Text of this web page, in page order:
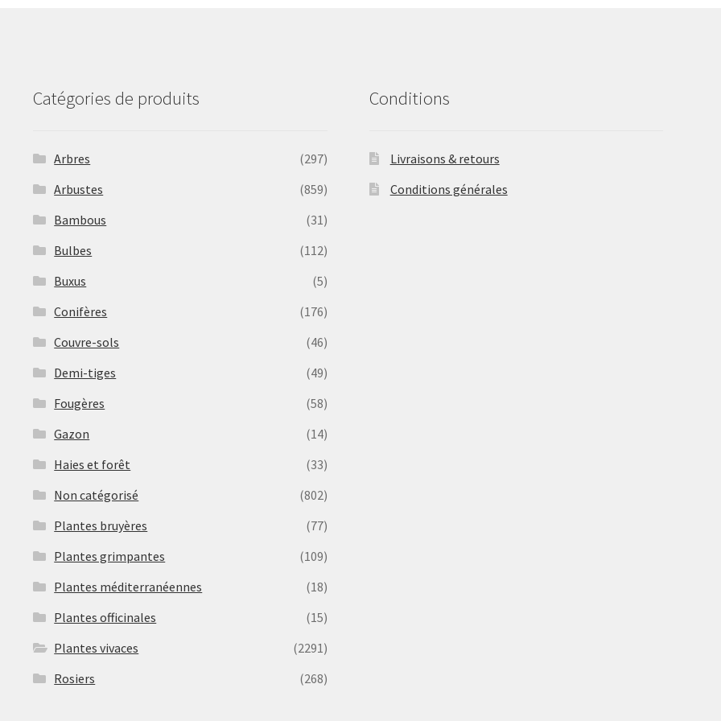
page
page
Catégories de produits
Arbres
(297)
Arbustes
(859)
Bambous
(31)
Bulbes
(112)
Buxus
(5)
Conifères
(176)
Couvre-sols
(46)
Demi-tiges
(49)
Fougères
(58)
Gazon
(14)
Haies et forêt
(33)
Non catégorisé
(802)
Plantes bruyères
(77)
Plantes grimpantes
(109)
Plantes méditerranéennes
(18)
Plantes officinales
(15)
Plantes vivaces
(2291)
Rosiers
(268)
Conditions
Livraisons & retours
Conditions générales